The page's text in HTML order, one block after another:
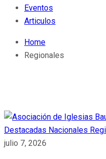
Eventos
Articulos
Home
Regionales
Destacadas Nacionales
julio 7, 2026